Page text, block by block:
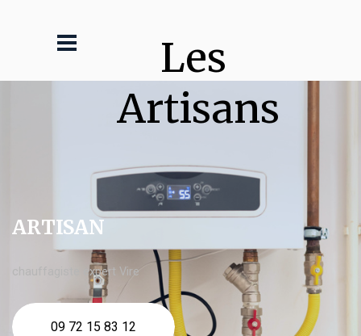
Les
Artisans
ARTISAN
chauffagiste expert Vire
09 72 15 83 12